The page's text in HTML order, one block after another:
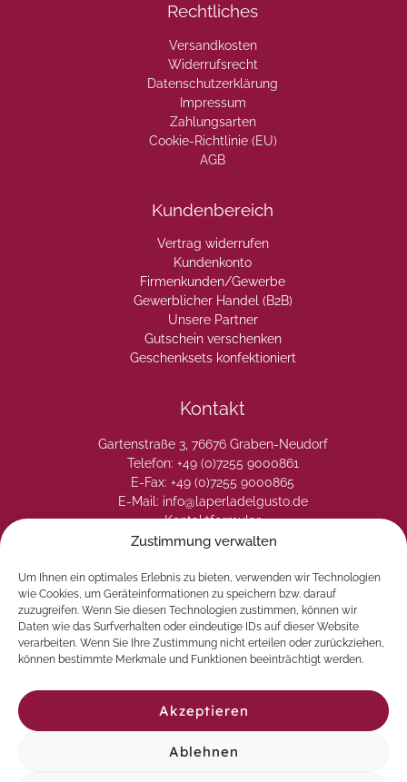
Zustimmung verwalten
Um Ihnen ein optimales Erlebnis zu bieten, verwenden wir Technologien
wie Cookies, um Geräteinformationen zu speichern bzw. darauf
zuzugreifen. Wenn Sie diesen Technologien zustimmen, können wir
Daten wie das Surfverhalten oder eindeutige IDs auf dieser Website
verarbeiten. Wenn Sie Ihre Zustimmung nicht erteilen oder zurückziehen,
können bestimmte Merkmale und Funktionen beeinträchtigt werden.
Akzeptieren
Ablehnen
Rechtliches
Versandkosten
Widerrufsrecht
Datenschutzerklärung
Impressum
Zahlungsarten
Cookie-Richtlinie (EU)
AGB
Kundenbereich
Vertrag widerrufen
Kundenkonto
Firmenkunden/Gewerbe
Gewerblicher Handel (B2B)
Unsere Partner
Gutschein verschenken
Geschenksets konfektioniert
Kontakt
Gartenstraße 3, 76676 Graben-Neudorf
Telefon: +49 (0)7255 9000861
E-Fax: +49 (0)7255 9000865
E-Mail: info@laperladelgusto.de
Kontaktformular